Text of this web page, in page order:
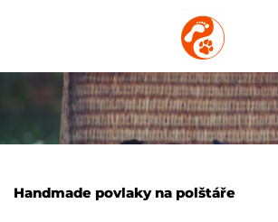
Handmade povlaky na polštáře